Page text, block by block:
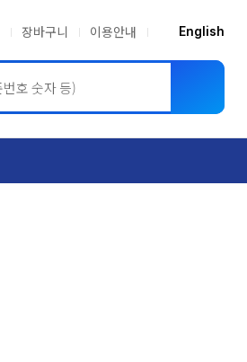
장바구니 이용안내 English